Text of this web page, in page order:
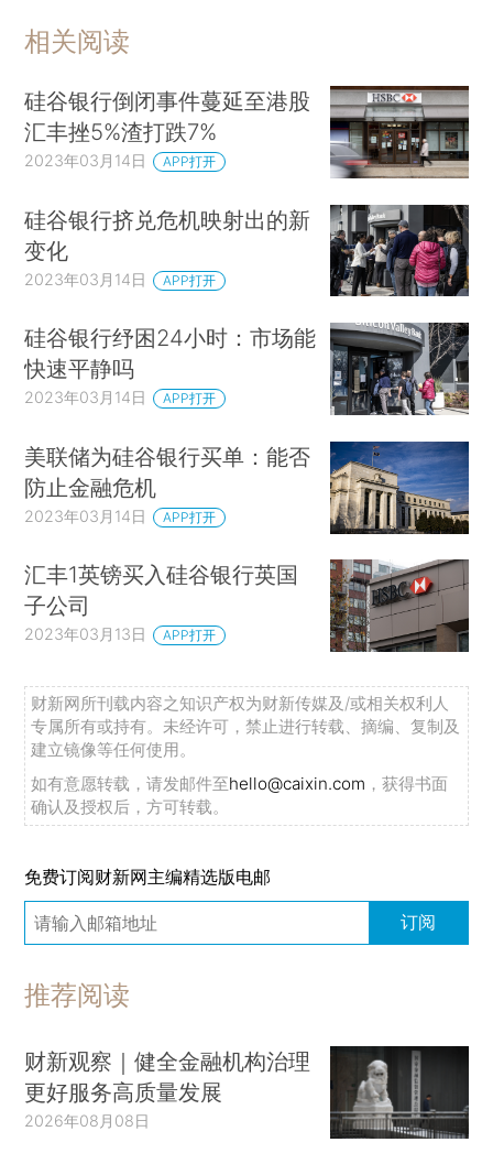
相关阅读
硅谷银行倒闭事件蔓延至港股
汇丰挫5%渣打跌7%
2023年03月14日 APP打开
硅谷银行挤兑危机映射出的新
变化
2023年03月14日 APP打开
硅谷银行纾困24小时：市场能
快速平静吗
2023年03月14日 APP打开
美联储为硅谷银行买单：能否
防止金融危机
2023年03月14日 APP打开
汇丰1英镑买入硅谷银行英国
子公司
2023年03月13日 APP打开
财新网所刊载内容之知识产权为财新传媒及/或相关权利人
专属所有或持有。未经许可，禁止进行转载、摘编、复制及
建立镜像等任何使用。
如有意愿转载，请发邮件至hello@caixin.com ，获得书面
确认及授权后，方可转载。
免费订阅财新网主编精选版电邮
订阅
推荐阅读
财新观察｜健全金融机构治理
更好服务高质量发展
2026年08月08日